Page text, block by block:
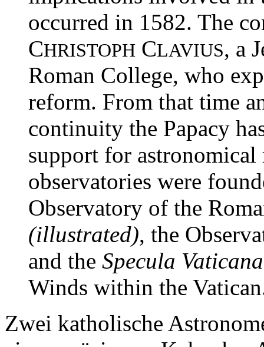
occurred in 1582. The
CHRISTOPH CLAVIUS, a
Roman College, who
reform. From that time
continuity the Papacy
support for astronomical
observatories were
Observatory of the
(illustrated), the
and the Specula Vaticana
Winds within the
Zwei katholische